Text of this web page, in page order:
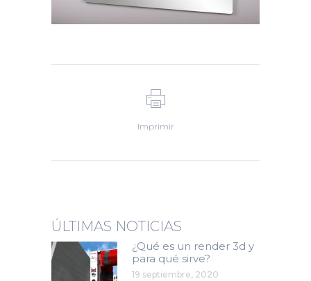
Imprimir
ÚLTIMAS NOTICIAS
¿Qué es un render 3d y
para qué sirve?
19 septiembre, 2020